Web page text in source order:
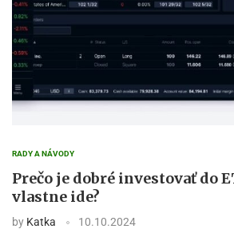
RADY A NÁVODY
Prečo je dobré investovať do
vlastne ide?
by Katka 10.10.2024